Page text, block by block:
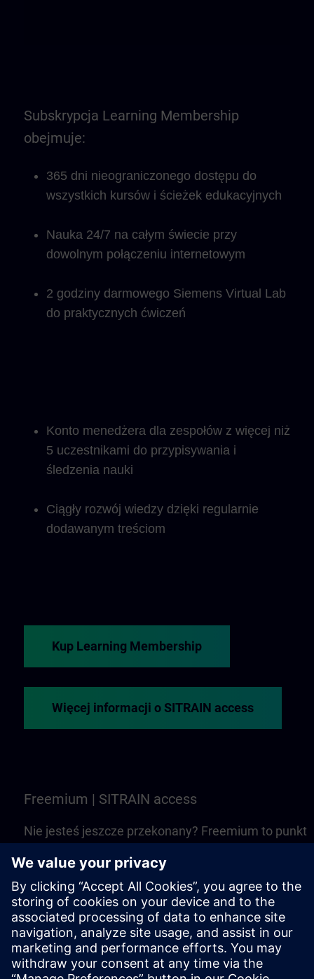
Subskrypcja Learning Membership
obejmuje:
365 dni nieograniczonego dostępu do
wszystkich kursów i ścieżek edukacyjnych
Nauka 24/7 na całym świecie przy
dowolnym połączeniu internetowym
2 godziny darmowego Siemens Virtual Lab
do praktycznych ćwiczeń
Konto menedżera dla zespołów z więcej niż
5 uczestnikami do przypisywania i
śledzenia nauki
Ciągły rozwój wiedzy dzięki regularnie
dodawanym treściom
Kup Learning Membership
Więcej informacji o SITRAIN access
Freemium | SITRAIN access
Nie jesteś jeszcze przekonany? Freemium to punkt
online z SITRAIN access. Jest darmowe — nie jest
wymagany Learning Membership
Wypróbować Freemium | SITRAIN access